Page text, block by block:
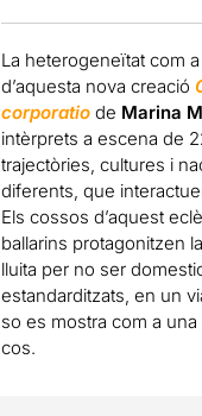
La heterogeneïtat com
d’aquesta nova creació
corporatio de Marina
intèrprets a escena de
trajectòries, cultures i
diferents, que
Els cossos d’aquest
ballarins protagonitzen
lluita per no ser
estandarditzats, en un
so es mostra com a
cos.